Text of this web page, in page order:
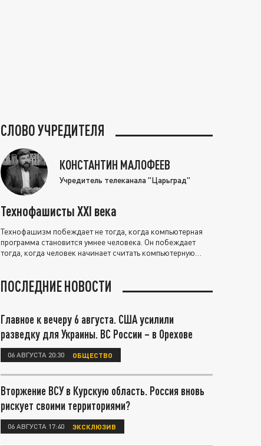
СЛОВО УЧРЕДИТЕЛЯ
КОНСТАНТИН МАЛОФЕЕВ
Учредитель телеканала "Царьград"
Технофашисты XXI века
Технофашизм побеждает не тогда, когда компьютерная
программа становится умнее человека. Он побеждает
тогда, когда человек начинает считать компьютерную
ПОСЛЕДНИЕ НОВОСТИ
Главное к вечеру 6 августа. США усилили
разведку для Украины. ВС России – в Орехове
06 АВГУСТА 20:30 ОБЩЕСТВО
Вторжение ВСУ в Курскую область. Россия вновь
рискует своими территориями?
06 АВГУСТА 17:40 ЭКСКЛЮЗИВ